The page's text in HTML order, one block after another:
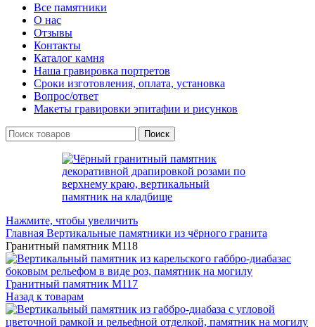
Все памятники
О нас
Отзывы
Контакты
Каталог камня
Наша гравировка портретов
Сроки изготовления, оплата, установка
Вопрос/ответ
Макеты гравировки эпитафии и рисунков
Поиск
Нажмите, чтобы увеличить
Главная Вертикальные памятники из чёрного гранита
Гранитный памятник М118
Гранитный памятник М117
Назад к товарам